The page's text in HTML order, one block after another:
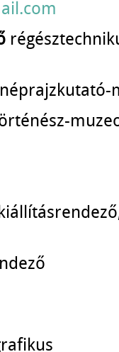
néprajzkutató-